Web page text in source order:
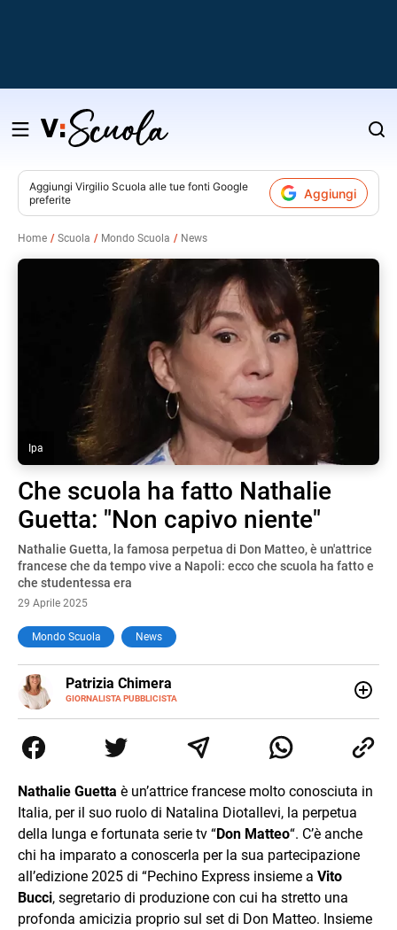
Salta
contenuto
Aggiungi Virgilio Scuola alle tue fonti Google
preferite
Aggiungi
Home Scuola Mondo Scuola News
Ipa
Che scuola ha fatto Nathalie
Guetta: "Non capivo niente"
Nathalie Guetta, la famosa perpetua di Don Matteo, è un'attrice
francese che da tempo vive a Napoli: ecco che scuola ha fatto e
che studentessa era
29 Aprile 2025
Mondo Scuola News
Patrizia Chimera
GIORNALISTA PUBBLICISTA
E-
MAIL
LINKEDIN
collaborato con grandi gruppi editoriali e agenzie di
comunicazione specializzandosi nella scrittura di articoli
Nathalie Guetta è un’attrice francese molto conosciuta in
Italia, per il suo ruolo di Natalina Diotallevi, la perpetua
della lunga e fortunata serie tv “Don Matteo“. C’è anche
chi ha imparato a conoscerla per la sua partecipazione
all’edizione 2025 di “Pechino Express insieme a Vito
Bucci, segretario di produzione con cui ha stretto una
profonda amicizia proprio sul set di Don Matteo. Insieme